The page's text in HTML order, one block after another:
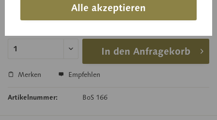
Preis auf Anfrage
In den Anfragekorb
Merken Empfehlen
Artikelnummer: BoS 166
Alle akzeptieren